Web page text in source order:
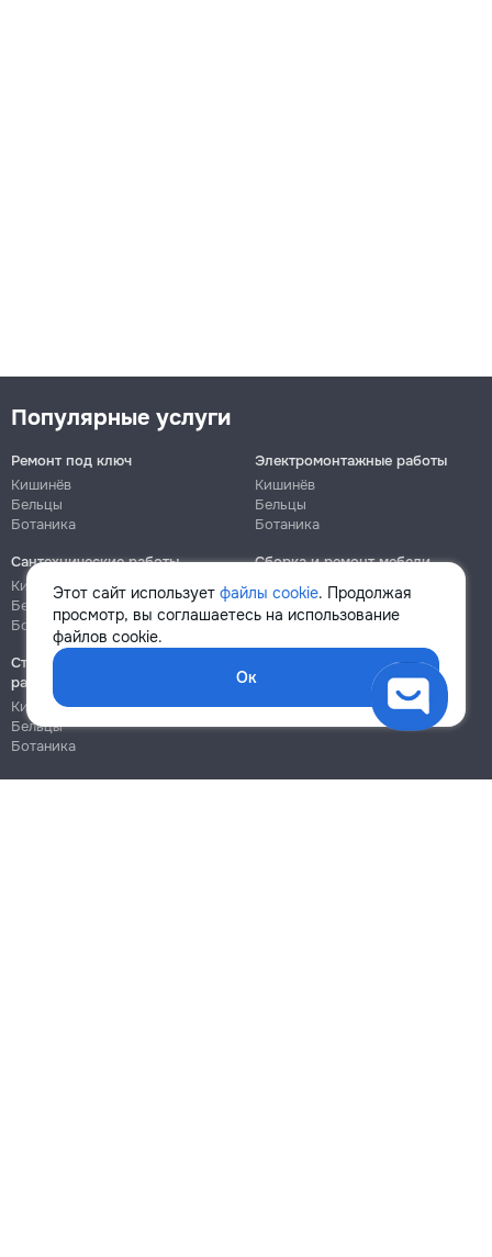
Этот сайт использует файлы cookie. Продолжая
просмотр, вы соглашаетесь на использование
файлов cookie.
Ок
Популярные услуги
Ремонт под ключ
Кишинёв
Бельцы
Ботаника
Электромонтажные работы
Кишинёв
Бельцы
Ботаника
Сантехнические работы
Кишинёв
Бельцы
Ботаника
Сборка и ремонт мебели
Кишинёв
Ботаника
Строительно-монтажные
работы
Кишинёв
Бельцы
Ботаника